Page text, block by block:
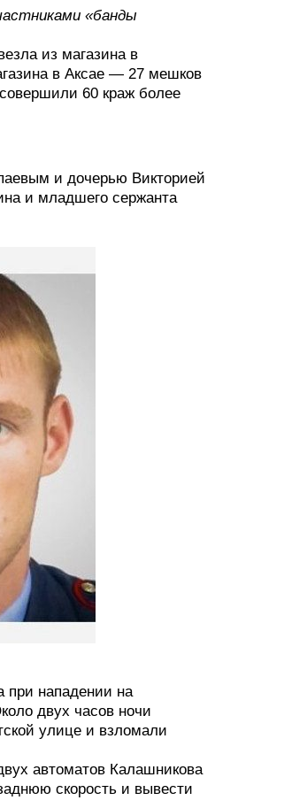
«банды
из магазина в
в Аксае — 27 мешков
60 краж более
и дочерью Викторией
и младшего сержанта
при нападении на
двух часов ночи
улице и взломали
автоматов Калашникова
скорость и вывести